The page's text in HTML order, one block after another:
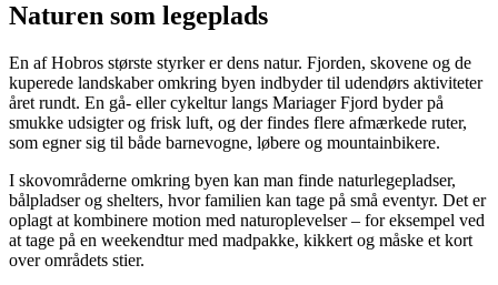
Naturen som legeplads
En af Hobros største styrker er dens natur. Fjorden, skovene og de
kuperede landskaber omkring byen indbyder til udendørs aktiviteter
året rundt. En gå- eller cykeltur langs Mariager Fjord byder på
smukke udsigter og frisk luft, og der findes flere afmærkede ruter,
som egner sig til både barnevogne, løbere og mountainbikere.
I skovområderne omkring byen kan man finde naturlegepladser,
bålpladser og shelters, hvor familien kan tage på små eventyr. Det er
oplagt at kombinere motion med naturoplevelser – for eksempel ved
at tage på en weekendtur med madpakke, kikkert og måske et kort
over områdets stier.